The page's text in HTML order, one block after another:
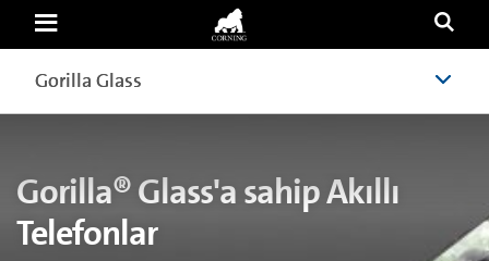
Glass
Gorilla
Gorilla Glass
Gorilla Glass
Gorilla® Glass'a sahip Akıllı
Telefonlar